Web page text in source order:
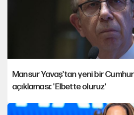
Mansur Yavaş'tan yeni bir
açıklaması: 'Elbette oluruz'